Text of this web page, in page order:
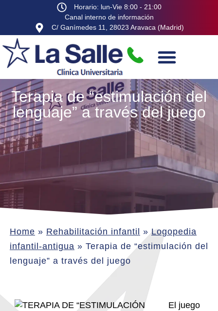
Horario: lun-Vie 8:00 - 21:00
Canal interno de información
C/ Ganímedes 11, 28023 Aravaca (Madrid)
Terapia de “estimulación del
lenguaje” a través del juego
Home » Rehabilitación infantil »Logopedia
infantil-antigua » Terapia de “estimulación del
lenguaje” a través del juego
El juego